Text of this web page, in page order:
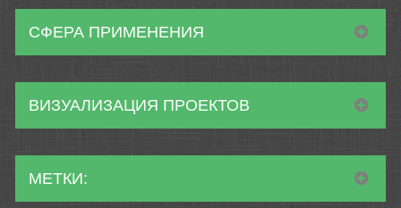
СФЕРА ПРИМЕНЕНИЯ
ВИЗУАЛИЗАЦИЯ ПРОЕКТОВ
МЕТКИ: